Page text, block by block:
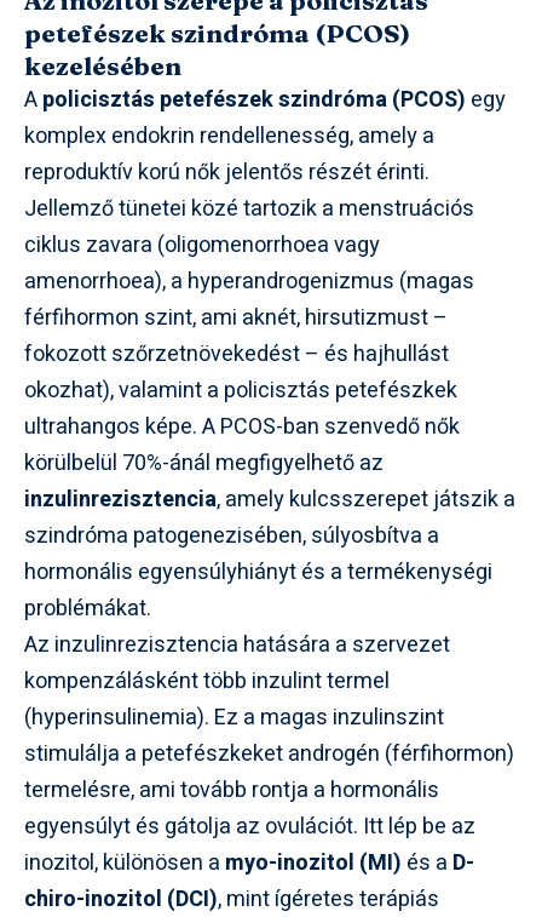
petefészek szindróma (PCOS)
kezelésében
Apolicisztás petefészek szindróma (PCOS) egy
komplex endokrin rendellenesség, amely a
reproduktív korú nők jelentős részét érinti.
Jellemző tünetei közé tartozik a menstruációs
ciklus zavara (oligomenorrhoea vagy
amenorrhoea), a hyperandrogenizmus (magas
férfihormon szint, ami aknét, hirsutizmust –
fokozott szőrzetnövekedést – és hajhullást
okozhat), valamint a policisztás petefészkek
ultrahangos képe. A PCOS-ban szenvedő nők
körülbelül 70%-ánál megfigyelhető az
inzulinrezisztencia, amely kulcsszerepet játszik a
szindróma patogenezisében, súlyosbítva a
hormonális egyensúlyhiányt és a termékenységi
problémákat.
Az inzulinrezisztencia hatására a szervezet
kompenzálásként több inzulint termel
(hyperinsulinemia). Ez a magas inzulinszint
stimulálja a petefészkeket androgén (férfihormon)
termelésre, ami tovább rontja a hormonális
egyensúlyt és gátolja az ovulációt. Itt lép be az
inozitol, különösen a myo-inozitol (MI) és a D-
chiro-inozitol (DCI), mint ígéretes terápiás